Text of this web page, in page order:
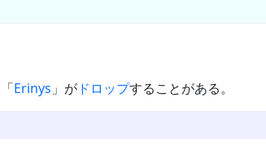
「Erinys 」が ドロップすることがある。